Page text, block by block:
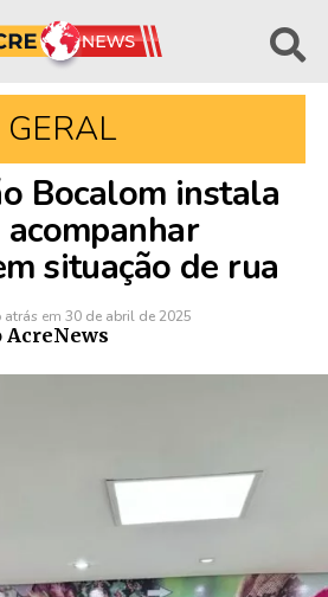
GERAL
Bocalom instala
situação de rua
atrás em 30 de abril de 2025
AcreNews